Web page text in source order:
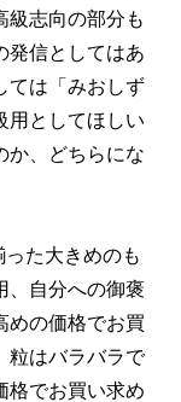
級志向の部分も
発信としてはあ
ては「みおしず
用としてほしい
か、どちらにな
た大きめのも
、自分への御褒
めの価格でお買
粒はバラバラで
格でお買い求め